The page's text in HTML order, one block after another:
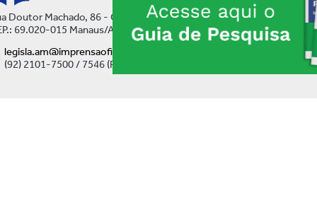
Doutor Machado, 86 - Centro
69.020-015 Manaus/AM
legisla.am@imprensaoficial.am.gov.br
(92) 2101-7500 / 7546 (Ramal)